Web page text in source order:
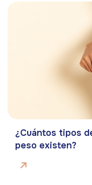
¿Cuántos tipos
peso existen?